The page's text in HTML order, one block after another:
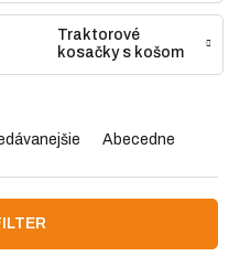
Traktorové
kosačky s košom
Abecedne